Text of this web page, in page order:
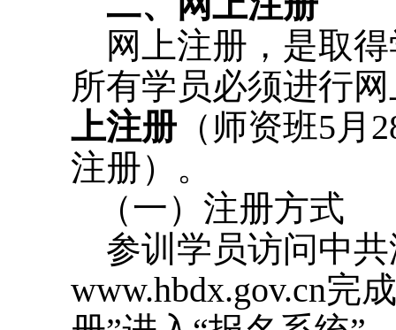
网上注册，是取得
所有学员必须进行
上注册 （师资班5
注册）。
（一）注册方式
参训学员访问中共
www.hbdx.gov.cn完